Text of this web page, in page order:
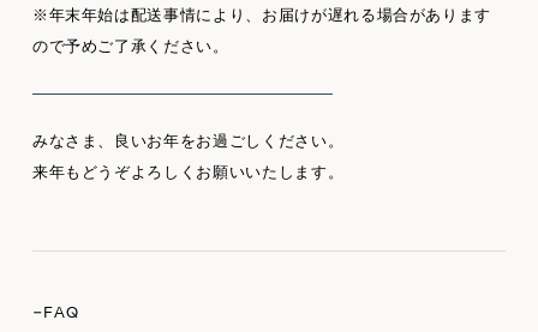
※年末年始は配送事情により、お届けが遅れる場合があります
ので予めご了承ください。
みなさま、良いお年をお過ごしください。
来年もどうぞよろしくお願いいたします。
-FAQ